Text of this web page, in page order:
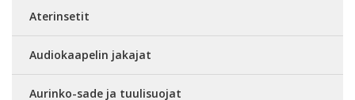
Aterinsetit
Audiokaapelin jakajat
Aurinko-sade ja tuulisuojat